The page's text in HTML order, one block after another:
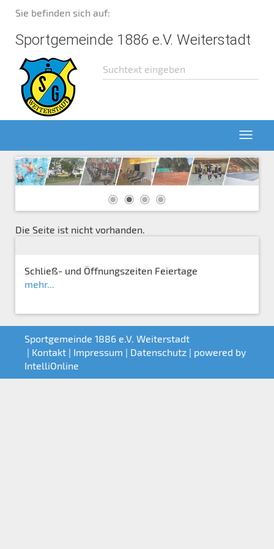
Sie befinden sich auf:
Sportgemeinde 1886 e.V. Weiterstadt
Die Seite ist nicht vorhanden.
Schließ- und Öffnungszeiten Feiertage
mehr...
Sportgemeinde 1886 e.V. Weiterstadt
| Kontakt | Impressum | Datenschutz | powered by
IntelliOnline